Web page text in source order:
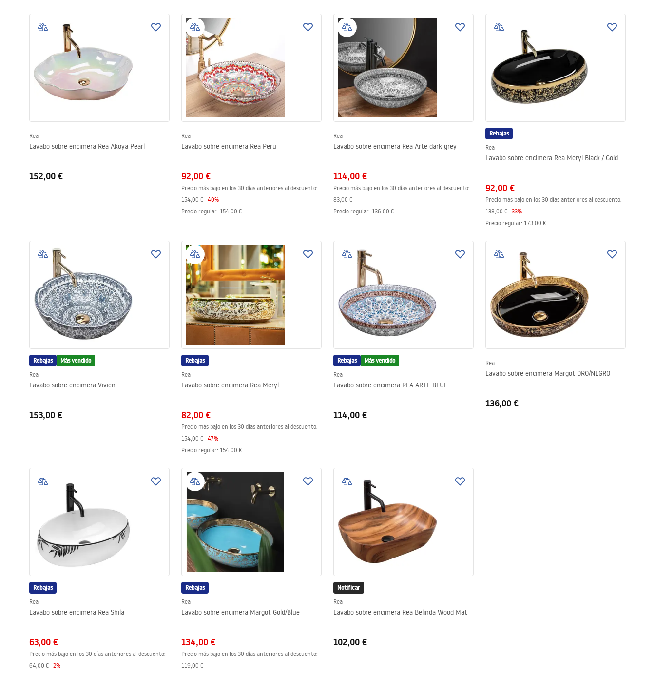
Rea
Lavabo sobre encimera Rea Akoya Pearl
152,00 €
Rea
Lavabo sobre encimera Rea Peru
92,00 €
Precio más bajo en los 30 días anteriores al descuento:
154,00 € -40%
Precio regular: 154,00 €
Rea
Lavabo sobre encimera Rea Arte dark grey
114,00 €
Precio más bajo en los 30 días anteriores al descuento:
83,00 €
Precio regular: 136,00 €
Rebajas
Rea
Lavabo sobre encimera Rea Meryl Black / Gold
92,00 €
Precio más bajo en los 30 días anteriores al descuento:
138,00 € -33%
Precio regular: 173,00 €
Rebajas Más vendido
Rea
Lavabo sobre encimera Vivien
153,00 €
Rebajas
Rea
Lavabo sobre encimera Rea Meryl
82,00 €
Precio más bajo en los 30 días anteriores al descuento:
154,00 € -47%
Precio regular: 154,00 €
Rebajas Más vendido
Rea
Lavabo sobre encimera REA ARTE BLUE
114,00 €
Rea
Lavabo sobre encimera Margot ORO/NEGRO
136,00 €
Rebajas
Rea
Lavabo sobre encimera Rea Shila
63,00 €
Precio más bajo en los 30 días anteriores al descuento:
64,00 € -2%
Rebajas
Rea
Lavabo sobre encimera Margot Gold/Blue
134,00 €
Precio más bajo en los 30 días anteriores al descuento:
119,00 €
Notificar
Rea
Lavabo sobre encimera Rea Belinda Wood Mat
102,00 €